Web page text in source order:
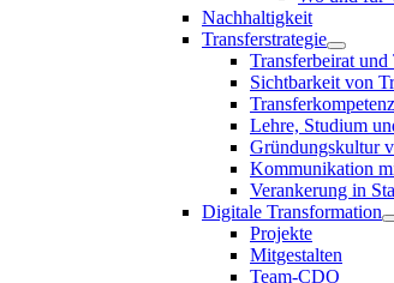
Nachhaltigkeit
Transferstrategie
Transferbeirat und
Sichtbarkeit von
Lehre, Studium
Gründungskultur
Kommunikation
Verankerung in
Digitale Transformation
Projekte
Mitgestalten
Team-CDO